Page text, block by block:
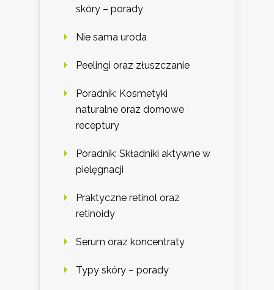
skóry – porady
Nie sama uroda
Peelingi oraz złuszczanie
Poradnik: Kosmetyki
naturalne oraz domowe
receptury
Poradnik: Składniki aktywne w
pielęgnacji
Praktyczne retinol oraz
retinoidy
Serum oraz koncentraty
Typy skóry – porady